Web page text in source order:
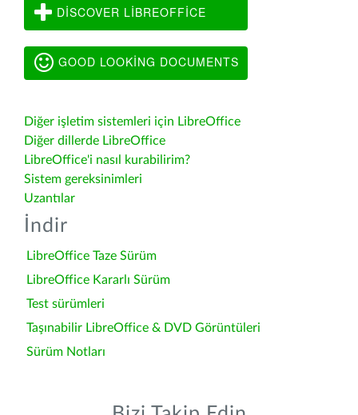
DISCOVER LIBREOFFICE
GOOD LOOKING DOCUMENTS
Diğer işletim sistemleri için LibreOffice
Diğer dillerde LibreOffice
LibreOffice'i nasıl kurabilirim?
Sistem gereksinimleri
Uzantılar
İndir
LibreOffice Taze Sürüm
LibreOffice Kararlı Sürüm
Test sürümleri
Taşınabilir LibreOffice & DVD Görüntüleri
Sürüm Notları